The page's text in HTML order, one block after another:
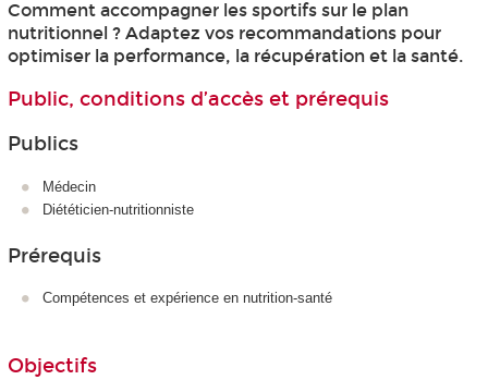
Comment accompagner les sportifs sur le plan
nutritionnel ? Adaptez vos recommandations pour
optimiser la performance, la récupération et la santé.
Public, conditions d’accès et prérequis
Publics
Médecin
Diététicien-nutritionniste
Prérequis
Compétences et expérience en nutrition-santé
Objectifs